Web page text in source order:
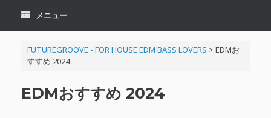
メニュー
FUTUREGROOVE - FOR HOUSE EDM BASS LOVERS > EDMお
すすめ 2024
EDMおすすめ 2024